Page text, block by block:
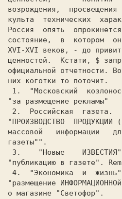
возрождения,
Россия  опять
состояние,  в  котором
XVI-XVI веков, - до
ценностей.  Кстати, $
официальной отчетности.
них коготки-то
"за размещение
"ПРОИЗВОДСТВО
массовой   информации
"публикацию в газете".
"размещение
о магазине